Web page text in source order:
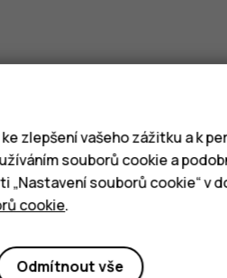
zlepšení vašeho zážitku a k
souborů cookie a
souborů cookie“ v
cookie.
Odmítnout vše